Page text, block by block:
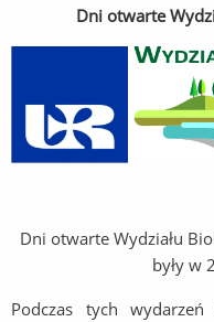
Dni otwarte
Dni otwarte Wydziału
były w
Podczas tych